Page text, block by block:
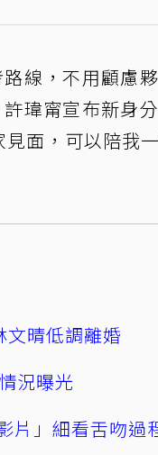
線，不用顧慮
瑋甯宣布新身
面，可以陪我
晴低調離婚
況曝光
片」細看舌吻過